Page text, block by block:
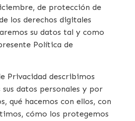
de protección de
los derechos digitales
su datos tal y como
Política de
Privacidad describimos
datos personales y por
qué hacemos con ellos, con
cómo los protegemos